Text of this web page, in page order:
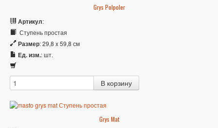
Grys Polpoler
Артикул:
Ступень простая
Размер: 29,8 x 59,8 см
Ед. изм.: шт.
Grys Mat